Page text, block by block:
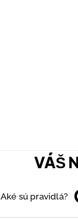
VÁŠ
Aké sú pravidlá?